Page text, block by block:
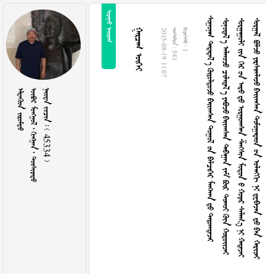
          45334 
 
  2015-08-19 11:07  541  1                                            